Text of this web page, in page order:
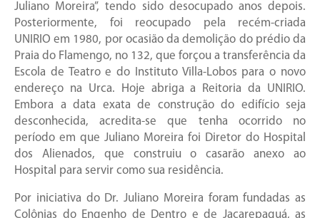
Juliano Moreira”, tendo sido desocupado anos depois.
Posteriormente, foi reocupado pela recém-criada
UNIRIO em 1980, por ocasião da demolição do prédio da
Praia do Flamengo, no 132, que forçou a transferência da
Escola de Teatro e do Instituto Villa-Lobos para o novo
endereço na Urca. Hoje abriga a Reitoria da UNIRIO.
Embora a data exata de construção do edifício seja
desconhecida, acredita-se que tenha ocorrido no
período em que Juliano Moreira foi Diretor do Hospital
dos Alienados, que construiu o casarão anexo ao
Hospital para servir como sua residência.
Por iniciativa do Dr. Juliano Moreira foram fundadas as
Colônias do Engenho de Dentro e de Jacarepaguá, as